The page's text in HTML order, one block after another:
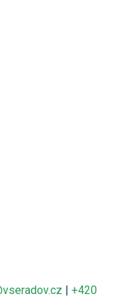
| +420